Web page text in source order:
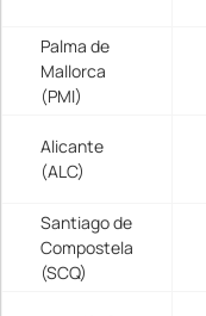
Palma de
Mallorca
(PMI)
Alicante
(ALC)
Santiago de
Compostela
(SCQ)